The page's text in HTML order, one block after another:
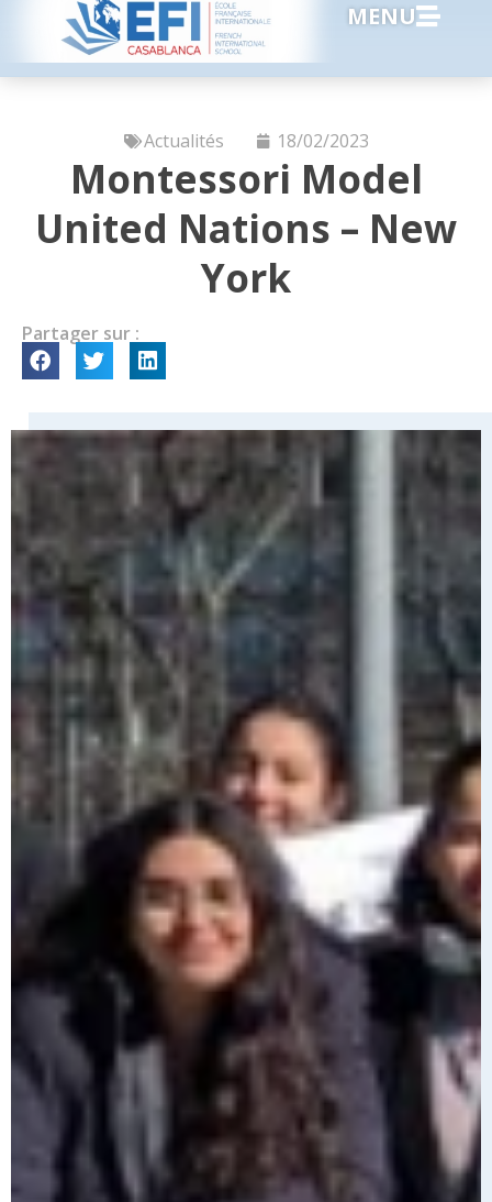
MENU
Actualités 18/02/2023
Montessori Model
United Nations – New
York
Partager sur :